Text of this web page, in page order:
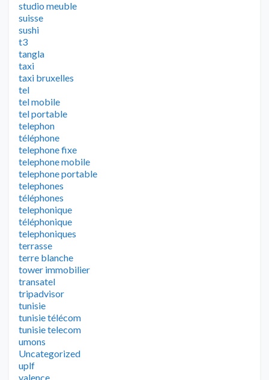
studio meuble
suisse
sushi
t3
tangla
taxi
taxi bruxelles
tel
tel mobile
tel portable
telephon
téléphone
telephone fixe
telephone mobile
telephone portable
telephones
téléphones
telephonique
téléphonique
telephoniques
terrasse
terre blanche
tower immobilier
transatel
tripadvisor
tunisie
tunisie télécom
tunisie telecom
umons
Uncategorized
uplf
valence